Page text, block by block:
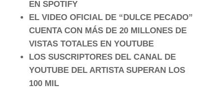
EN SPOTIFY
EL VIDEO OFICIAL DE “DULCE PECADO”
CUENTA CON MÁS DE 20 MILLONES DE
VISTAS TOTALES EN YOUTUBE
LOS SUSCRIPTORES DEL CANAL DE
YOUTUBE DEL ARTISTA SUPERAN LOS
100 MIL